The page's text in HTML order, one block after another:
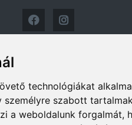
technológiákat
személyre szabott
a weboldalunk forgalmát,